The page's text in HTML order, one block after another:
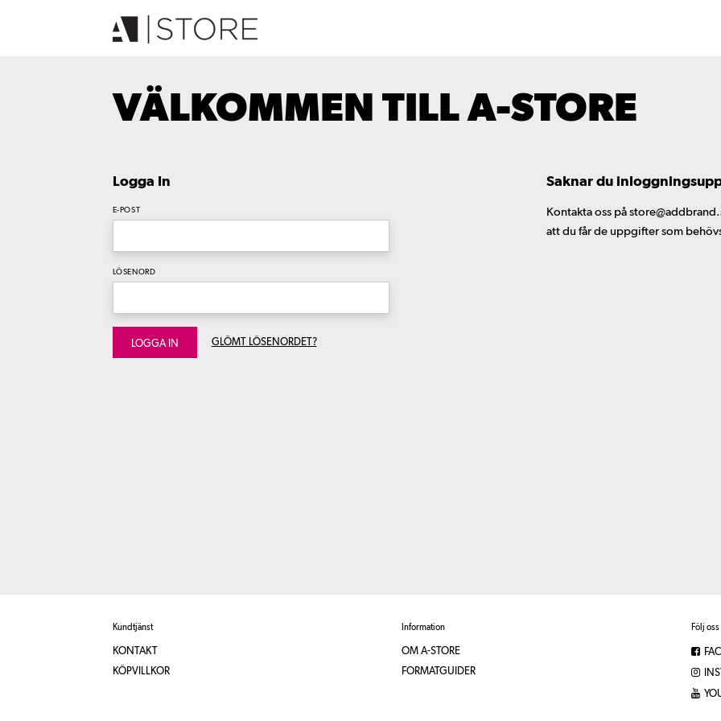
VÄLKOMMEN TILL A-STORE
Logga In
E-POST
LÖSENORD
LOGGA IN GLÖMT LÖSENORDET?
Saknar du
Kontakta oss på
att du får de uppgifter som
Kundtjänst
KONTAKT
KÖPVILLKOR
Information
OM A-STORE
FORMATGUIDER
Följ oss